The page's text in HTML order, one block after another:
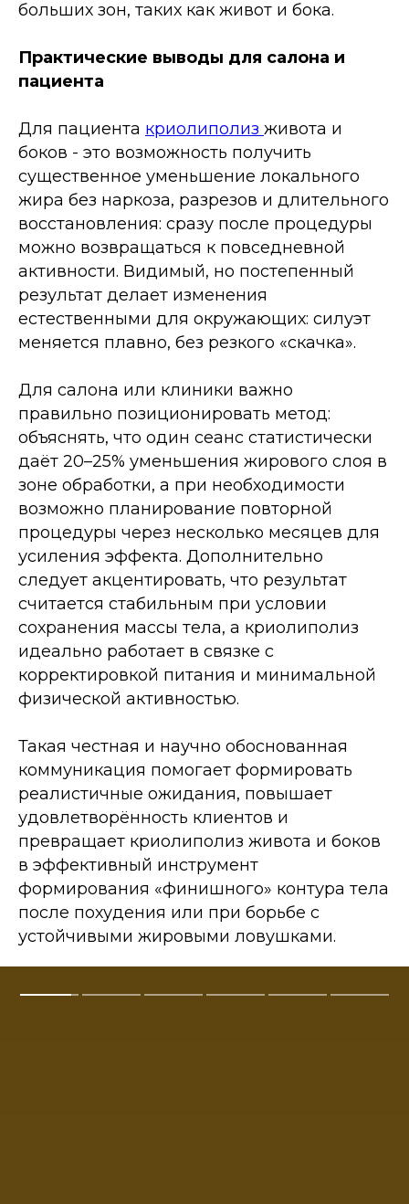
больших зон, таких как живот и бока.
Практические выводы для салона и
пациента
Для пациента криолиполиз живота и
боков - это возможность получить
существенное уменьшение локального
жира без наркоза, разрезов и длительного
восстановления: сразу после процедуры
можно возвращаться к повседневной
активности. Видимый, но постепенный
результат делает изменения
естественными для окружающих: силуэт
меняется плавно, без резкого «скачка».
Для салона или клиники важно
правильно позиционировать метод:
объяснять, что один сеанс статистически
даёт 20–25% уменьшения жирового слоя в
зоне обработки, а при необходимости
возможно планирование повторной
процедуры через несколько месяцев для
усиления эффекта. Дополнительно
следует акцентировать, что результат
считается стабильным при условии
сохранения массы тела, а криолиполиз
идеально работает в связке с
корректировкой питания и минимальной
физической активностью.
Такая честная и научно обоснованная
коммуникация помогает формировать
реалистичные ожидания, повышает
удовлетворённость клиентов и
превращает криолиполиз живота и боков
в эффективный инструмент
формирования «финишного» контура тела
после похудения или при борьбе с
устойчивыми жировыми ловушками.